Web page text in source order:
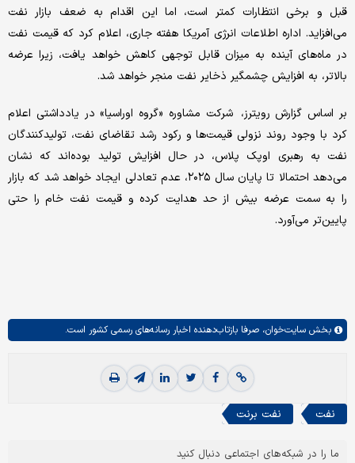
قبل و برخی انتظارات کمتر است، اما این اقدام به ضعف بازار نفت
می‌افزاید. اداره اطلاعات انرژی آمریکا هفته جاری، اعلام کرد که قیمت نفت
در ماه‌های آینده به میزان قابل توجهی کاهش خواهد یافت، زیرا عرضه
بالاتر، به افزایش چشمگیر ذخایر نفت منجر خواهد شد.
بر اساس گزارش رویترز، شرکت مشاوره «گروه اوراسیا» در یادداشتی اعلام
کرد با وجود روند نزولی قیمت‌ها و رکود رشد تقاضای نفت، تولیدکنندگان
نفت به رهبری اوپک پلاس، در حال افزایش تولید بوده‌اند که نشان
می‌دهد احتمالا تا پایان سال ۲۰۲۵، عدم تعادلی ایجاد خواهد شد که بازار
را به سمت عرضه بیش از حد هدایت کرده و قیمت نفت خام را حتی
پایین‌تر می‌آورد.
بخش سایت‌خوان، صرفا بازتاب‌دهنده اخبار رسانه‌های رسمی کشور است.
نفت نفت برنت
ما را در شبکه‌های اجتماعی دنبال کنید